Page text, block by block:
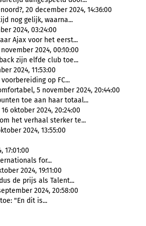
20 december 2024, 14:36:00
nog gelijk, waarna...
2024, 03:24:00
Ajax voor het eerst...
2024, 00:10:00
zijn elfde club toe...
2024, 11:53:00
op FC...
5 november 2024, 20:44:00
toe aan haar totaal...
oktober 2024, 20:24:00
het verhaal sterker te...
2024, 13:55:00
for...
2024, 19:11:00
de prijs als Talent...
2024, 20:58:00
"En dit is...